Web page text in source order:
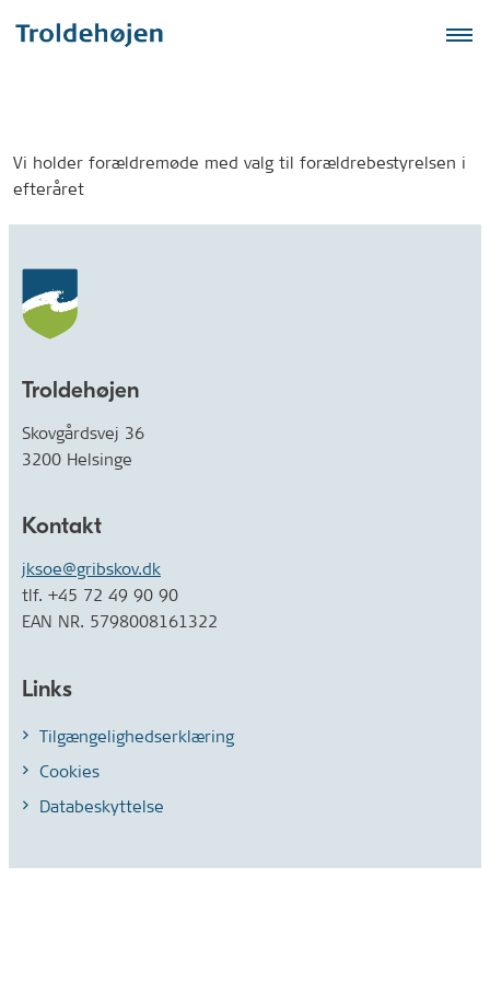
Vi holder forældremøde med valg til forældrebestyrelsen i
efteråret
Troldehøjen
Skovgårdsvej 36
3200 Helsinge
Kontakt
jksoe@gribskov.dk
tlf. +45 72 49 90 90
EAN NR. 5798008161322
Links
Tilgængelighedserklæring
Cookies
Databeskyttelse